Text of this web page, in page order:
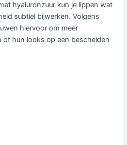
hyaluronzuur kun je lippen wat
subtiel bijwerken. Volgens
hiervoor om meer
of hun looks op een bescheiden